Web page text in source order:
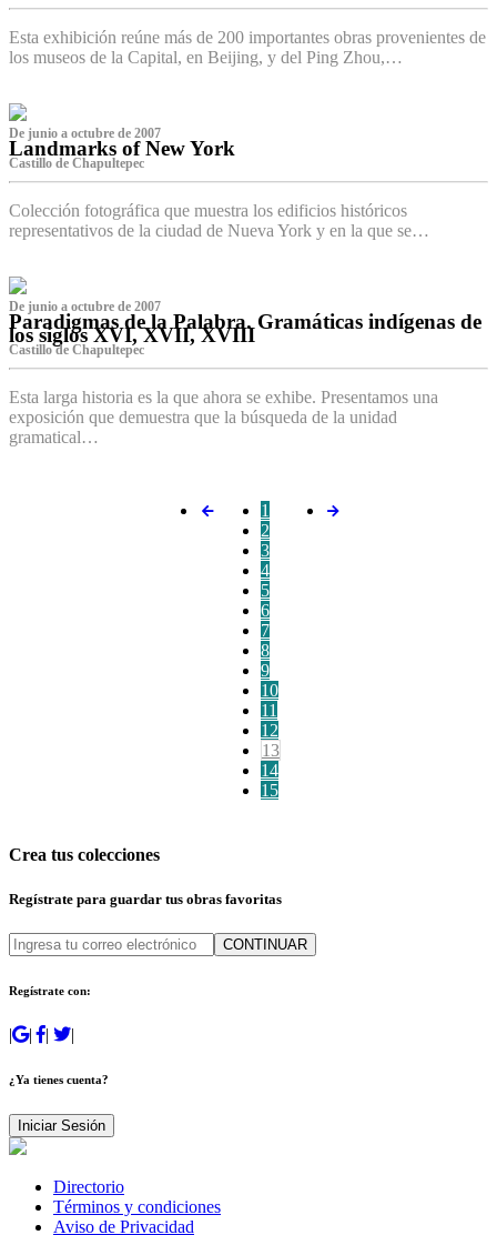
Esta exhibición reúne más de 200 importantes obras provenientes de
los museos de la Capital, en Beijing, y del Ping Zhou,…
De junio a octubre de 2007
Landmarks of New York
Castillo de Chapultepec
Colección fotográfica que muestra los edificios históricos
representativos de la ciudad de Nueva York y en la que se…
De junio a octubre de 2007
Paradigmas de la Palabra. Gramáticas indígenas de
los siglos XVI, XVII, XVIII
Castillo de Chapultepec
Esta larga historia es la que ahora se exhibe. Presentamos una
exposición que demuestra que la búsqueda de la unidad
gramatical…
1
2
3
4
5
6
7
8
9
10
11
12
13
14
15
Crea tus colecciones
Regístrate para guardar tus obras favoritas
CONTINUAR
Regístrate con:
| | | |
¿Ya tienes cuenta?
Iniciar Sesión
Directorio
Términos y condiciones
Aviso de Privacidad